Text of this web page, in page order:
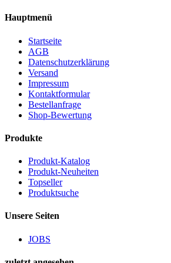
Hauptmenü
Startseite
AGB
Datenschutzerklärung
Versand
Impressum
Kontaktformular
Bestellanfrage
Shop-Bewertung
Produkte
Produkt-Katalog
Produkt-Neuheiten
Topseller
Produktsuche
Unsere Seiten
JOBS